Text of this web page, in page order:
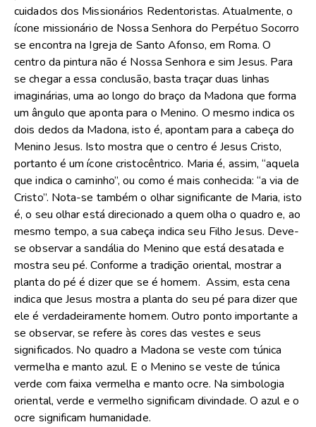
cuidados dos Missionários Redentoristas. Atualmente, o
ícone missionário de Nossa Senhora do Perpétuo Socorro
se encontra na Igreja de Santo Afonso, em Roma. O
centro da pintura não é Nossa Senhora e sim Jesus. Para
se chegar a essa conclusão, basta traçar duas linhas
imaginárias, uma ao longo do braço da Madona que forma
um ângulo que aponta para o Menino. O mesmo indica os
dois dedos da Madona, isto é, apontam para a cabeça do
Menino Jesus. Isto mostra que o centro é Jesus Cristo,
portanto é um ícone cristocêntrico. Maria é, assim, “aquela
que indica o caminho”, ou como é mais conhecida: “a via de
Cristo”. Nota-se também o olhar significante de Maria, isto
é, o seu olhar está direcionado a quem olha o quadro e, ao
mesmo tempo, a sua cabeça indica seu Filho Jesus. Deve-
se observar a sandália do Menino que está desatada e
mostra seu pé. Conforme a tradição oriental, mostrar a
planta do pé é dizer que se é homem. Assim, esta cena
indica que Jesus mostra a planta do seu pé para dizer que
ele é verdadeiramente homem. Outro ponto importante a
se observar, se refere às cores das vestes e seus
significados. No quadro a Madona se veste com túnica
vermelha e manto azul. E o Menino se veste de túnica
verde com faixa vermelha e manto ocre. Na simbologia
oriental, verde e vermelho significam divindade. O azul e o
ocre significam humanidade.